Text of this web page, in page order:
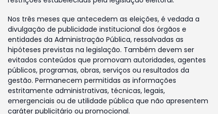
Nos três meses que antecedem as eleições, é vedada a
divulgação de publicidade institucional dos órgãos e
entidades da Administração Pública, ressalvadas as
hipóteses previstas na legislação. Também devem ser
evitados conteúdos que promovam autoridades, agentes
públicos, programas, obras, serviços ou resultados da
gestão. Permanecem permitidas as informações
estritamente administrativas, técnicas, legais,
emergenciais ou de utilidade pública que não apresentem
caráter publicitário ou promocional.